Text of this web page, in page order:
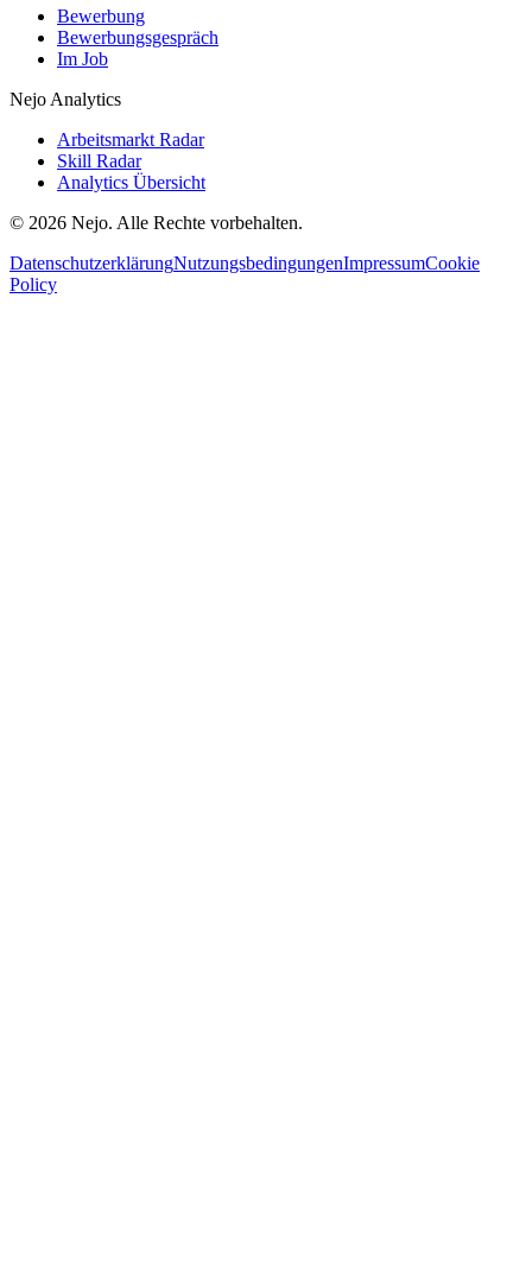
Bewerbung
Bewerbungsgespräch
Im Job
Nejo Analytics
Arbeitsmarkt Radar
Skill Radar
Analytics Übersicht
© 2026 Nejo. Alle Rechte vorbehalten.
DatenschutzerklärungNutzungsbedingungenImpressumCookie
Policy